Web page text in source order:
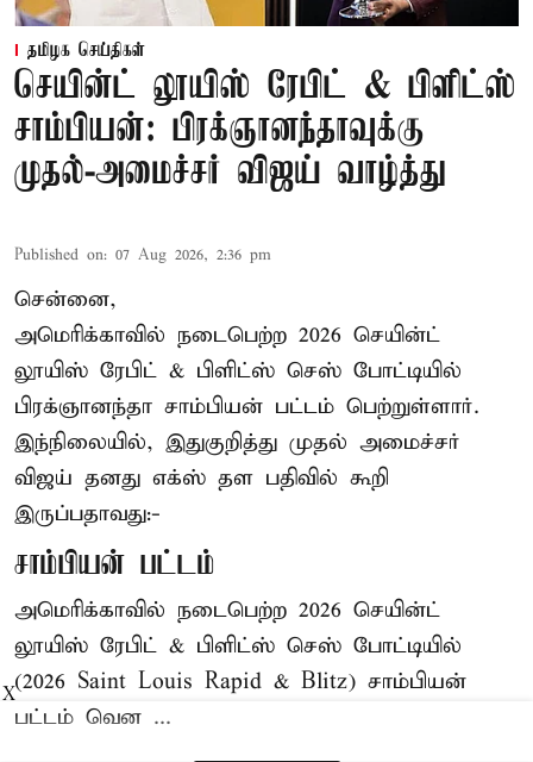
தமிழக செய்திகள்
செயின்ட் லூயிஸ் ரேபிட் & பிளிட்ஸ்
சாம்பியன்: பிரக்ஞானந்தாவுக்கு
முதல்-அமைச்சர் விஜய் வாழ்த்து
Published on: 07 Aug 2026, 2:36 pm
சென்னை,
அமெரிக்காவில் நடைபெற்ற 2026 செயின்ட்
லூயிஸ் ரேபிட் & பிளிட்ஸ் செஸ் போட்டியில்
பிரக்ஞானந்தா சாம்பியன் பட்டம் பெற்றுள்ளார்.
இந்நிலையில், இதுகுறித்து முதல் அமைச்சர்
விஜய் தனது எக்ஸ் தள பதிவில் கூறி
இருப்பதாவது:-
சாம்பியன் பட்டம்
அமெரிக்காவில் நடைபெற்ற 2026 செயின்ட்
லூயிஸ் ரேபிட் & பிளிட்ஸ் செஸ் போட்டியில்
(2026 Saint Louis Rapid & Blitz) சாம்பியன்
பட்டம் வென ...
X